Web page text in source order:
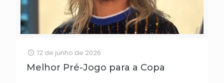
12 de junho de 2026
Melhor Pré-Jogo para a Copa